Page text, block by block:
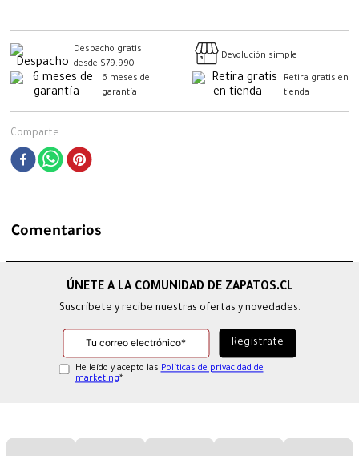
Despacho gratis
desde $79.990
Devolución simple
6 meses de
garantía
Retira gratis en
tienda
Comparte
Comentarios
Suscríbete y recibe nuestras ofertas y novedades.
He leído y acepto las Políticas de privacidad de
marketing*